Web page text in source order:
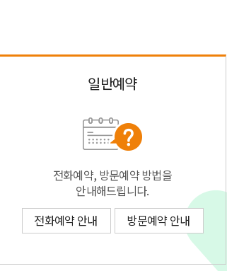
일반예약
전화예약, 방문예약 방법을
안내해드립니다.
전화예약 안내
방문예약 안내